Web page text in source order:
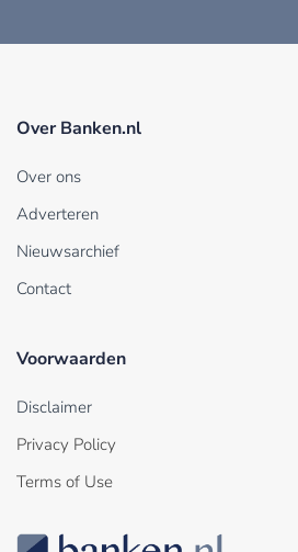
Over Banken.nl
Over ons
Adverteren
Nieuwsarchief
Contact
Voorwaarden
Disclaimer
Privacy Policy
Terms of Use